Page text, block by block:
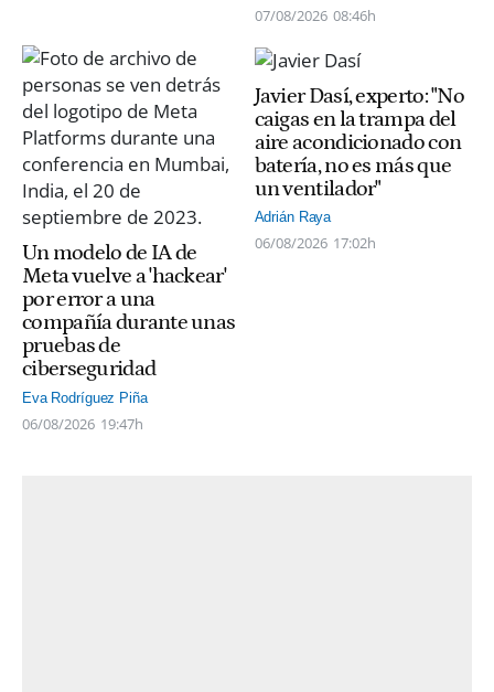
07/08/2026 08:46h
Un modelo de IA de
Meta vuelve a 'hackear'
por error a una
compañía durante unas
pruebas de
ciberseguridad
Eva Rodríguez Piña
06/08/2026 19:47h
Javier Dasí, experto: "No
caigas en la trampa del
aire acondicionado con
batería, no es más que
un ventilador"
Adrián Raya
06/08/2026 17:02h